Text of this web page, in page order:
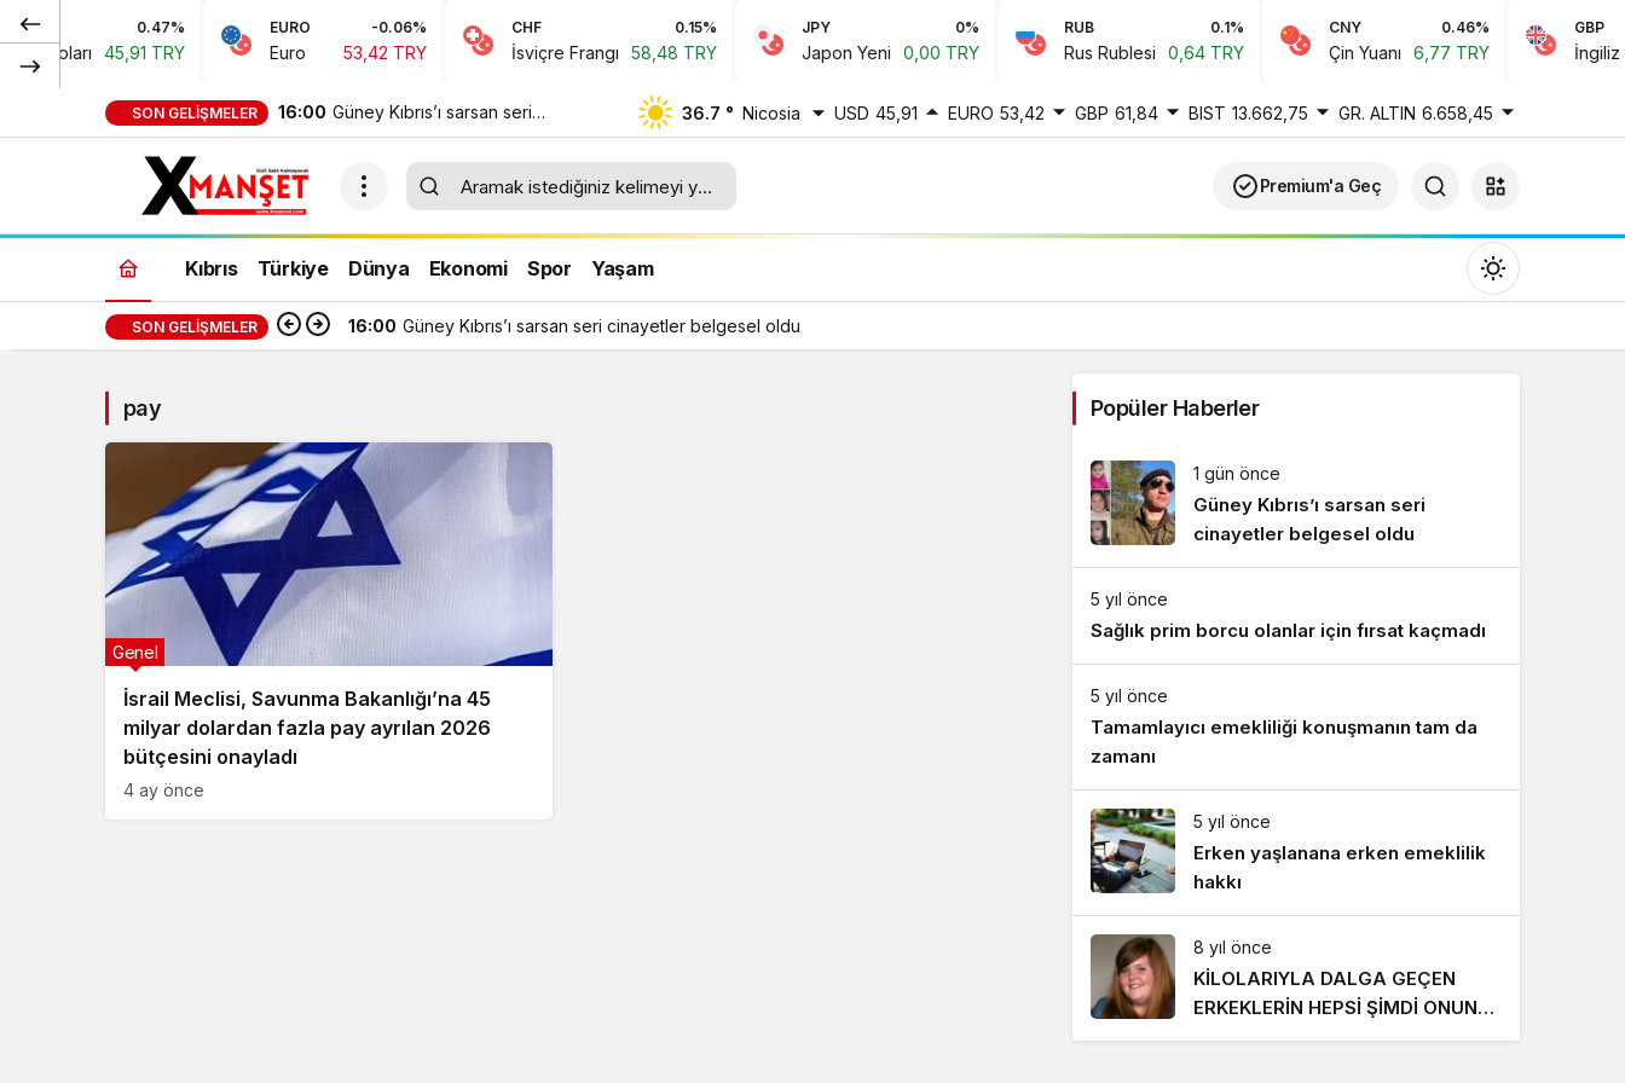
0.47%
Doları 45,91 TRY
EURO -0.06%
Euro 53,42 TRY
CHF 0.15%
İsviçre Frangı 58,48 TRY Japon Yeni 0,00 TRY
RUB 0.1%
Rus Rublesi 0,64 TRY
CNY 0.46%
Çin Yuanı 6,77 TRY
GBP
İngiliz
SON GELIŞMELER 16:00 Güney Kıbrıs’ı sarsan seri
cinayetler belgesel oldu
36.7 ° Nicosia USD 45,91 EURO 53,42 GBP 61,84 BIST 13.662,75 GR. ALTIN 6.658,45
Premium'a Geç
Kıbrıs Türkiye Dünya Ekonomi Spor Yaşam
Gündüz modunu seçin.
SON GELIŞMELER 16:00 Güney Kıbrıs’ı sarsan seri cinayetler belgesel oldu
pay
İsrail Meclisi, Savunma Bakanlığı’na 45
milyar dolardan fazla pay ayrılan 2026
bütçesini onayladı
Genel
4 ay önce
Popüler Haberler
1 gün önce
Güney Kıbrıs’ı sarsan seri
cinayetler belgesel oldu
5 yıl önce
Sağlık prim borcu olanlar için fırsat kaçmadı
5 yıl önce
Tamamlayıcı emekliliği konuşmanın tam da
zamanı
5 yıl önce
Erken yaşlanana erken emeklilik
hakkı
8 yıl önce
KİLOLARIYLA DALGA GEÇEN
ERKEKLERİN HEPSİ ŞİMDİ ONUN
PEŞİNDE! SON HALİ İNANILMAZ